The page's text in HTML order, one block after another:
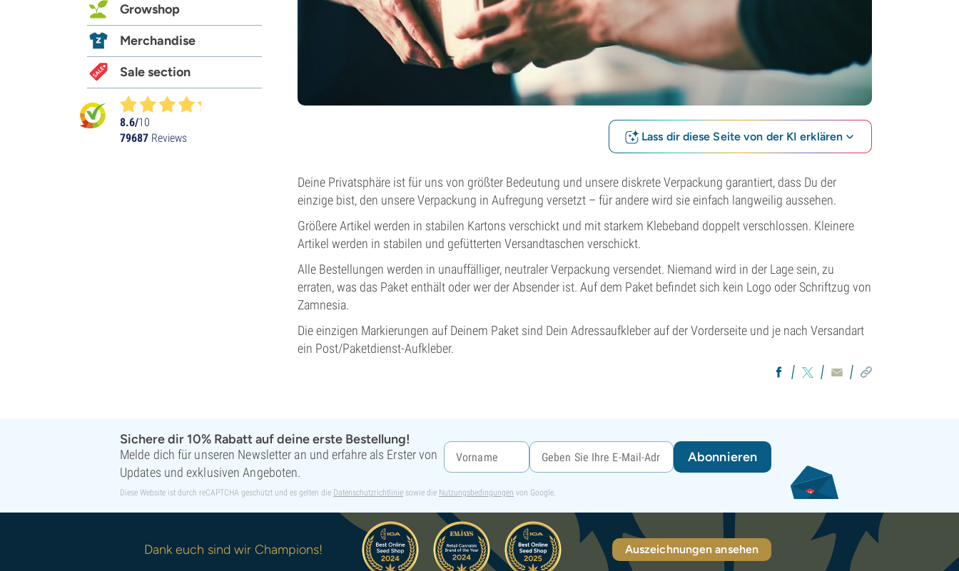
Lass dir diese Seite von der KI erklären
Deine Privatsphäre ist für uns von größter Bedeutung und unsere diskrete Verpackung garantiert, dass Du der
einzige bist, den unsere Verpackung in Aufregung versetzt – für andere wird sie einfach langweilig aussehen.
Größere Artikel werden in stabilen Kartons verschickt und mit starkem Klebeband doppelt verschlossen. Kleinere
Artikel werden in stabilen und gefütterten Versandtaschen verschickt.
Alle Bestellungen werden in unauffälliger, neutraler Verpackung versendet. Niemand wird in der Lage sein, zu
erraten, was das Paket enthält oder wer der Absender ist. Auf dem Paket befindet sich kein Logo oder Schriftzug von
Zamnesia.
Die einzigen Markierungen auf Deinem Paket sind Dein Adressaufkleber auf der Vorderseite und je nach Versandart
ein Post/Paketdienst-Aufkleber.
Growshop
Merchandise
Sale section
8.6/10
79687 Reviews
Sichere dir 10% Rabatt auf deine erste Bestellung!
Melde dich für unseren Newsletter an und erfahre als Erster von
Updates und exklusiven Angeboten.
Abonnieren
Diese Website ist durch reCAPTCHA geschützt und es gelten die Datenschutzrichtlinie sowie die Nutzungsbedingungen von Google.
Dank euch sind wir Champions! Auszeichnungen ansehen